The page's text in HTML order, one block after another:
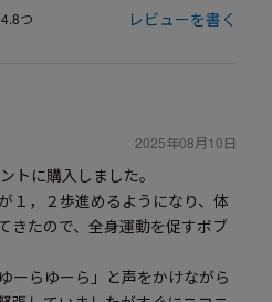
つ レビューを書く
2025年08月10日
トに購入しました。
１，２歩進めるようになり、体
きたので、全身運動を促すボブ
ーらゆーら」と声をかけながら